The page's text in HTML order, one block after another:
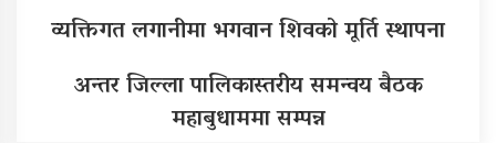
व्यक्तिगत लगानीमा भगवान शिवको मूर्ति स्थापना
अन्तर जिल्ला पालिकास्तरीय समन्वय बैठक
महाबुधाममा सम्पन्न